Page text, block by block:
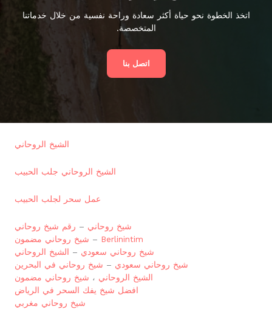
اتخذ الخطوة نحو حياة أكثر سعادة وراحة نفسية من خلال خدماتنا
المتخصصة.
اتصل بنا
الشيخ الروحاني
الشيخ الروحاني جلب الحبيب
عمل سحر لجلب الحبيب
شيخ روحاني – رقم شيخ روحاني
Berlinintim
– شيخ روحاني مضمون
شيخ روحاني سعودي – الشيخ الروحاني
شيخ روحاني سعودي – شيخ روحاني في البحرين
الشيخ الروحاني ، شيخ روحاني مضمون
افضل شيخ يفك السحر في الرياض
شيخ روحاني مغربي